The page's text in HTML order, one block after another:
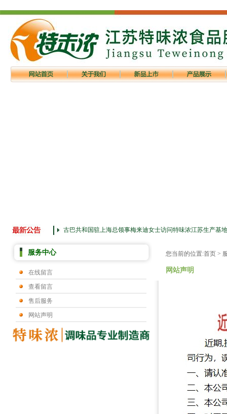
古巴共和国驻上海总领事梅来迪女士访问特味浓江苏生产基地
服务中心
在线留言
查看留言
售后服务
网站声明
您当前的位置:首页 >
网站声明